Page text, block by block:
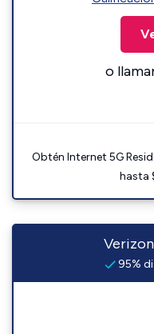
o
Obtén Internet 5G
hasta
95%